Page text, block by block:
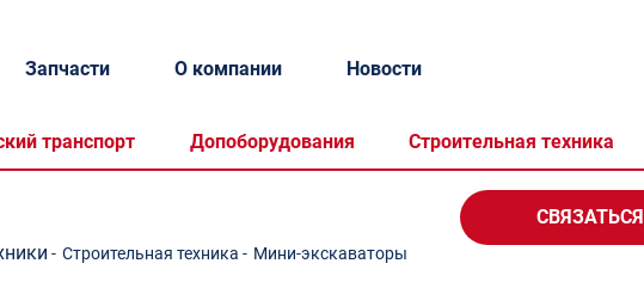
транспорт Допоборудования Строительная техника
Запчасти О компании Новости
- Строительная техника - Мини-экскаваторы
СВЯЗАТЬСЯ